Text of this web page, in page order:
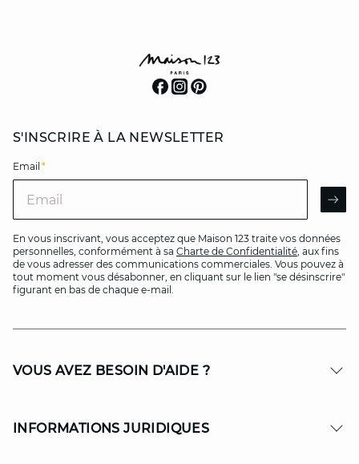
S'INSCRIRE À LA NEWSLETTER
Email *
En vous inscrivant, vous acceptez que Maison 123 traite vos données
personnelles, conformément à sa Charte de Confidentialité, aux fins
de vous adresser des communications commerciales. Vous pouvez à
tout moment vous désabonner, en cliquant sur le lien "se désinscrire"
figurant en bas de chaque e-mail.
VOUS AVEZ BESOIN D'AIDE ?
INFORMATIONS JURIDIQUES